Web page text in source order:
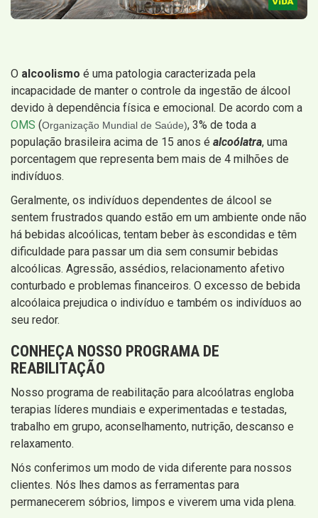
O alcoolismo é uma patologia caracterizada pela
incapacidade de manter o controle da ingestão de álcool
devido à dependência física e emocional. De acordo com a
OMS (Organização Mundial de Saúde), 3% de toda a
população brasileira acima de 15 anos é alcoólatra, uma
porcentagem que representa bem mais de 4 milhões de
indivíduos.
Geralmente, os indivíduos dependentes de álcool se
sentem frustrados quando estão em um ambiente onde não
há bebidas alcoólicas, tentam beber às escondidas e têm
dificuldade para passar um dia sem consumir bebidas
alcoólicas. Agressão, assédios, relacionamento afetivo
conturbado e problemas financeiros. O excesso de bebida
alcoólaica prejudica o indivíduo e também os indivíduos ao
seu redor.
CONHEÇA NOSSO PROGRAMA DE
REABILITAÇÃO
Nosso programa de reabilitação para alcoólatras engloba
terapias líderes mundiais e experimentadas e testadas,
trabalho em grupo, aconselhamento, nutrição, descanso e
relaxamento.
Nós conferimos um modo de vida diferente para nossos
clientes. Nós lhes damos as ferramentas para
permanecerem sóbrios, limpos e viverem uma vida plena.